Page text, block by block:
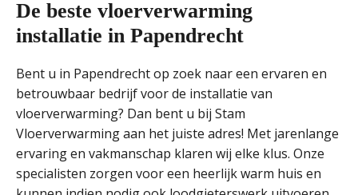
De beste vloerverwarming
installatie in Papendrecht
Bent u in Papendrecht op zoek naar een ervaren en
betrouwbaar bedrijf voor de installatie van
vloerverwarming? Dan bent u bij Stam
Vloerverwarming aan het juiste adres! Met jarenlange
ervaring en vakmanschap klaren wij elke klus. Onze
specialisten zorgen voor een heerlijk warm huis en